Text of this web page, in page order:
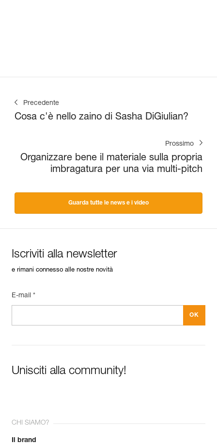
Precedente
Cosa c'è nello zaino di Sasha DiGiulian?
Prossimo
Organizzare bene il materiale sulla propria
imbragatura per una via multi-pitch
Guarda tutte le news e i video
Iscriviti alla newsletter
e rimani connesso alle nostre novità
E-mail *
Unisciti alla community!
CHI SIAMO?
Il brand